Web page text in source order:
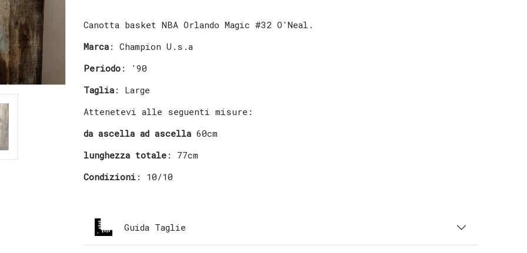
Orlando
Magic
#32
quantity
Canotta basket NBA Orlando Magic #32 O'Neal.
Marca : Champion U.s.a
Periodo : '90
Taglia : Large
Attenetevi alle seguenti misure:
da ascella ad ascella 60cm
lunghezza totale : 77cm
Condizioni : 10/10
Guida Taglie